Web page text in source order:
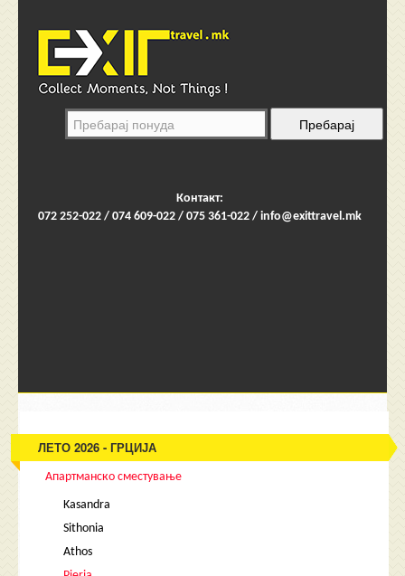
Контакт:
072 252-022 / 074 609-022 / 075 361-022 / info@exittravel.mk
ЛЕТО 2026 - ГРЦИЈА
Апартманско сместување
Kasandra
Sithonia
Athos